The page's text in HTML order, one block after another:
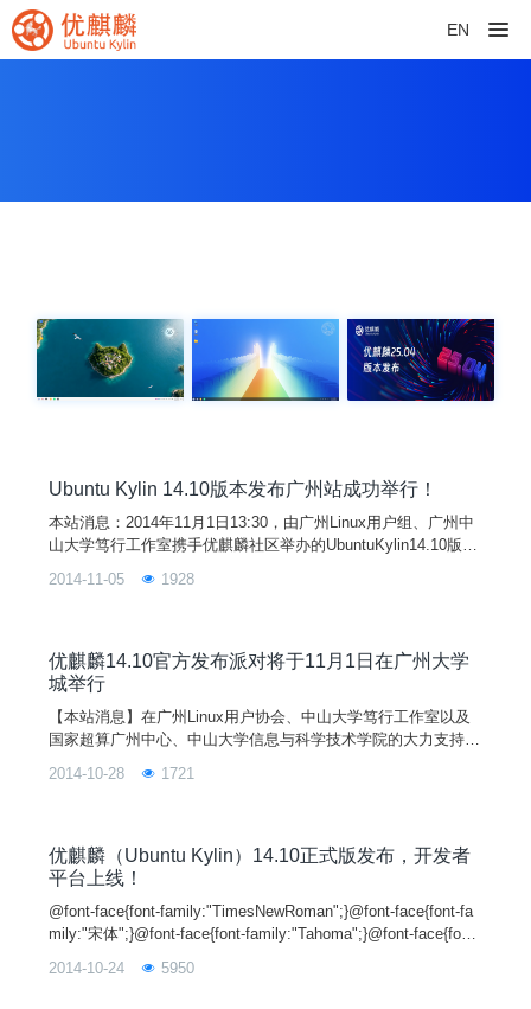
EN
Ubuntu Kylin 14.10版本发布广州站成功举行！
本站消息：2014年11月1日13:30，由广州Linux用户组、广州中
山大学笃行工作室携手优麒麟社区举办的UbuntuKylin14.10版本
2014-11-05 1928
优麒麟14.10官方发布派对将于11月1日在广州大学
城举行
【本站消息】在广州Linux用户协会、中山大学笃行工作室以及
国家超算广州中心、中山大学信息与科学技术学院的大力支持
工作室万千惠以及中山大学信息与科学技
2014-10-28 1721
优麒麟（Ubuntu Kylin）14.10正式版发布，开发者
平台上线！
@font-face{font-family:"TimesNewRoman";}@font-face{font-fa
mily:"宋体";}@font-face{font-family:"Tahoma";}@font-face{font-
2014-10-24 5950